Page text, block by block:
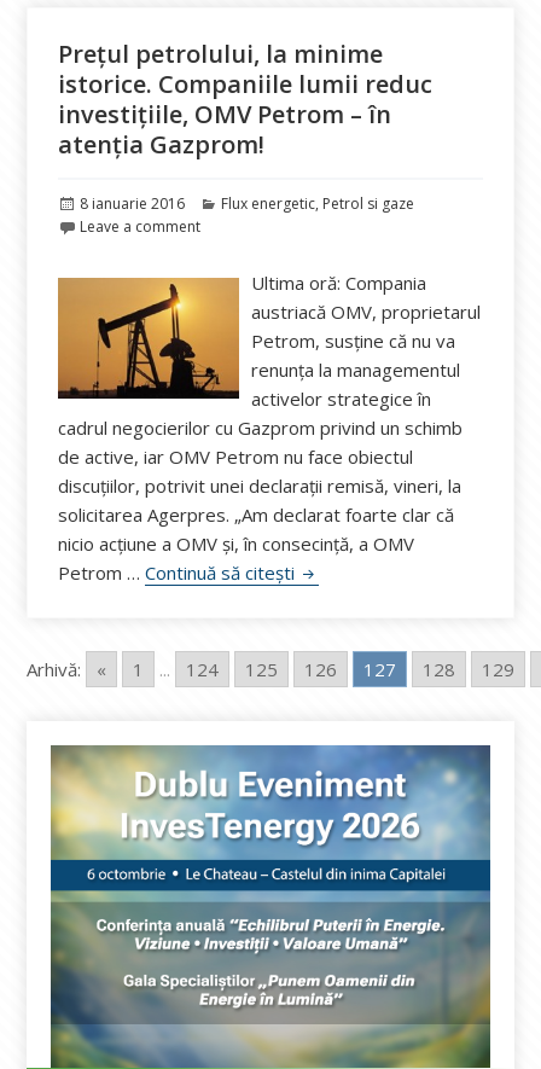
Prețul petrolului, la minime
istorice. Companiile lumii reduc
investițiile, OMV Petrom – în
atenția Gazprom!
Publicat
pe
8 ianuarie 2016 Categorii
Flux energetic, Petrol si gaze
Leave a comment
Ultima oră: Compania
austriacă OMV, proprietarul
Petrom, susține că nu va
renunța la managementul
activelor strategice în
cadrul negocierilor cu Gazprom privind un schimb
de active, iar OMV Petrom nu face obiectul
discuțiilor, potrivit unei declarații remisă, vineri, la
solicitarea Agerpres. „Am declarat foarte clar că
nicio acțiune a OMV și, în consecință, a OMV
Petrom …Continuă să citești Prețul petrolului, la minime
Arhivă: « 1 ... 124 125 126 127 128 129